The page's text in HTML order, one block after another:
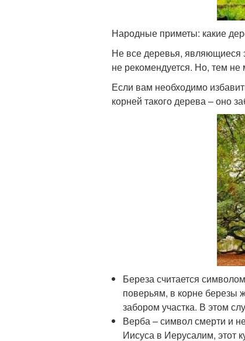
Народные приметы: какие
Не все деревья, являющиеся
не рекомендуется. Но, тем
Если вам необходимо
корней такого дерева – оно
Береза считается
поверьям, в корне березы
забором участка. В этом
Верба – символ смерти и
Иисуса в Иерусалим, этот